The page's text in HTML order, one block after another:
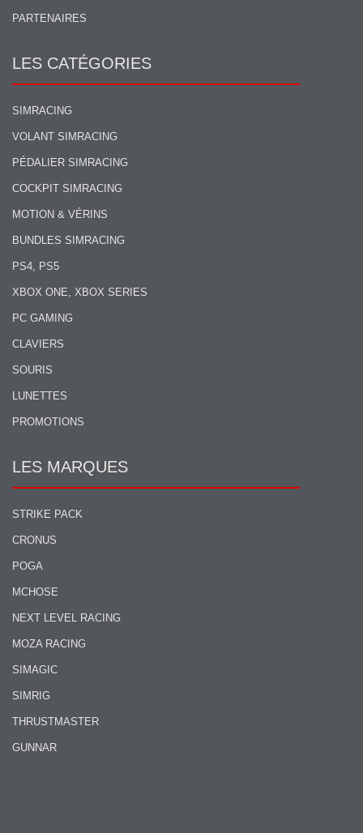
PARTENAIRES
LES CATÉGORIES
SIMRACING
VOLANT SIMRACING
PÉDALIER SIMRACING
COCKPIT SIMRACING
MOTION & VÉRINS
BUNDLES SIMRACING
PS4, PS5
XBOX ONE, XBOX SERIES
PC GAMING
CLAVIERS
SOURIS
LUNETTES
PROMOTIONS
LES MARQUES
STRIKE PACK
CRONUS
POGA
MCHOSE
NEXT LEVEL RACING
MOZA RACING
SIMAGIC
SIMRIG
THRUSTMASTER
GUNNAR